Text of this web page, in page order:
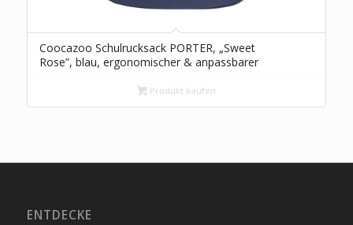
Coocazoo Schulrucksack PORTER, „Sweet
Rose”, blau, ergonomischer & anpassbarer
Brustgurt & Hüftgurt, ab der 3. Klasse
Produkt kaufen
ENTDECKE